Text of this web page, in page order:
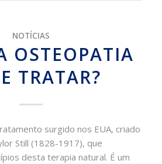
NOTÍCIAS
OSTEOPATIA
TRATAR?
surgido nos EUA, criado
Still (1828-1917), que
desta terapia natural. É um